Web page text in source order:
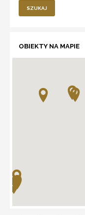
SZUKAJ
OBIEKTY NA MAPIE